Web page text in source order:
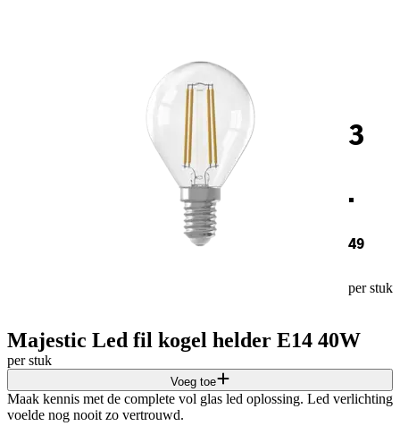
3
.
49
per stuk
Majestic Led fil kogel helder E14 40W
per stuk
Voeg toe
Maak kennis met de complete vol glas led oplossing. Led verlichting
voelde nog nooit zo vertrouwd.